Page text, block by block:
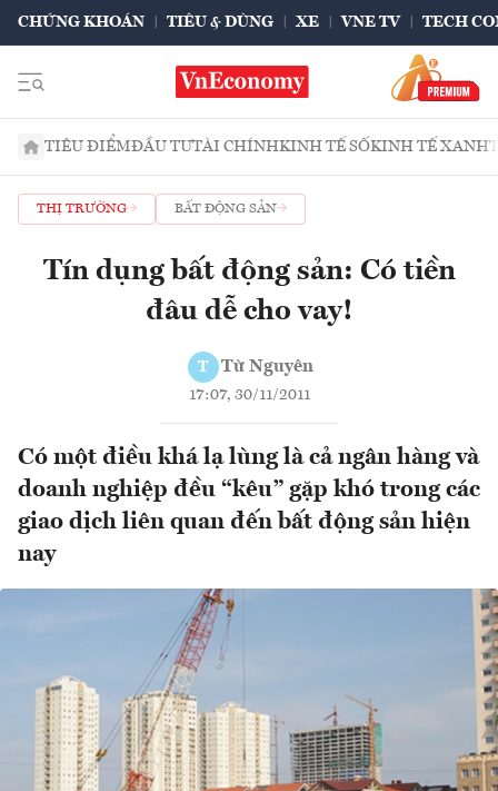
CHỨNG KHOÁN TIÊU & DÙNG XE VNE TV TECH
TIÊU ĐIỂMĐẦU TƯTÀI CHÍNHKINH TẾ SỐKINH TẾ XANH
THỊ TRƯỜNG BẤT ĐỘNG SẢN
Tín dụng bất động sản: Có tiền
đâu dễ cho vay!
T Từ Nguyên
17:07, 30/11/2011
Có một điều khá lạ lùng là cả ngân hàng và
doanh nghiệp đều “kêu” gặp khó trong các
giao dịch liên quan đến bất động sản hiện
nay